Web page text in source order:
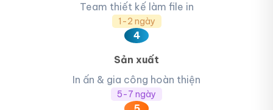
Team thiết kế làm file in
1-2 ngày
4
Sản xuất
In ấn & gia công hoàn thiện
5-7 ngày